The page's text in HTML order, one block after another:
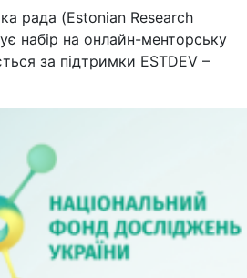
рада (Estonian Research
набір на онлайн-менторську
за підтримки ESTDEV –